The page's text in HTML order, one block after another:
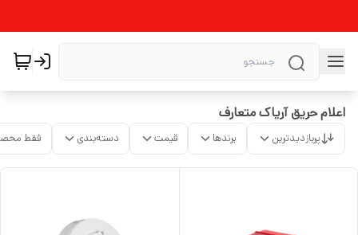
اعلام حریق آریاک متعارف
پربازدیدترین برندها قیمت دسته‌بندی فقط